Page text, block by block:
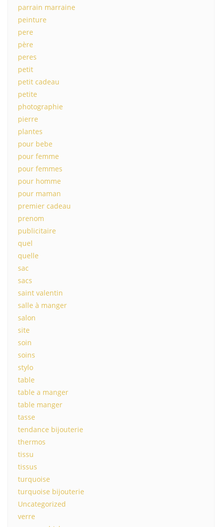
parrain marraine
peinture
pere
père
peres
petit
petit cadeau
petite
photographie
pierre
plantes
pour bebe
pour femme
pour femmes
pour homme
pour maman
premier cadeau
prenom
publicitaire
quel
quelle
sac
sacs
saint valentin
salle à manger
salon
site
soin
soins
stylo
table
table a manger
table manger
tasse
tendance bijouterie
thermos
tissu
tissus
turquoise
turquoise bijouterie
Uncategorized
verre